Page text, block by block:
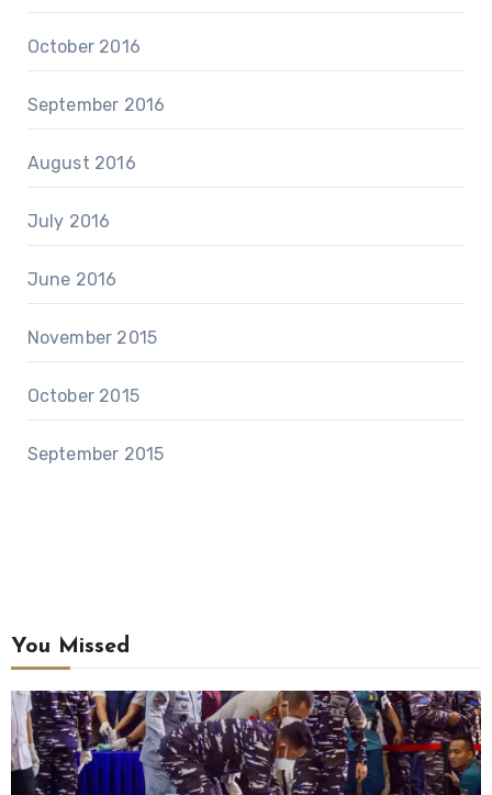
October 2016
September 2016
August 2016
July 2016
June 2016
November 2015
October 2015
September 2015
You Missed